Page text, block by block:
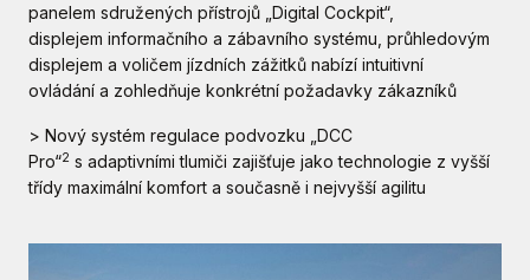
panelem sdružených přístrojů „Digital Cockpit“,
displejem informačního a zábavního systému, průhledovým
displejem a voličem jízdních zážitků nabízí intuitivní
ovládání a zohledňuje konkrétní požadavky zákazníků
> Nový systém regulace podvozku „DCC
Pro“2 s adaptivními tlumiči zajišťuje jako technologie z vyšší
třídy maximální komfort a současně i nejvyšší agilitu